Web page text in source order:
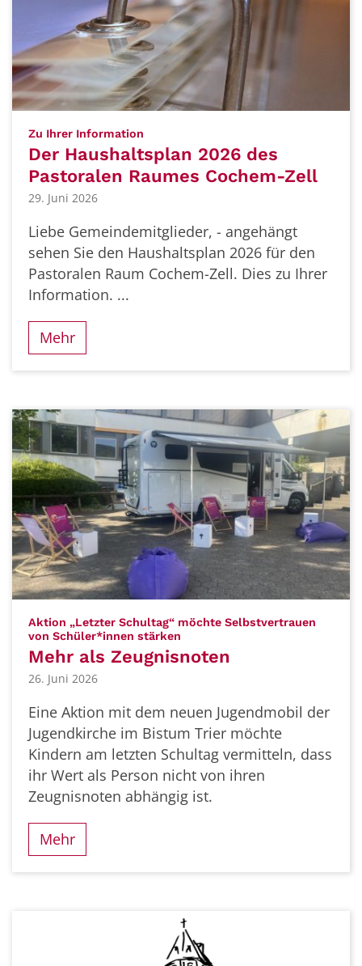
Zu Ihrer Information
Der Haushaltsplan 2026 des
Pastoralen Raumes Cochem-Zell
29. Juni 2026
Liebe Gemeindemitglieder, - angehängt
sehen Sie den Haushaltsplan 2026 für den
Pastoralen Raum Cochem-Zell. Dies zu Ihrer
Information. ...
Mehr
Aktion „Letzter Schultag“ möchte Selbstvertrauen
von Schüler*innen stärken
Mehr als Zeugnisnoten
26. Juni 2026
Eine Aktion mit dem neuen Jugendmobil der
Jugendkirche im Bistum Trier möchte
Kindern am letzten Schultag vermitteln, dass
ihr Wert als Person nicht von ihren
Zeugnisnoten abhängig ist.
Mehr